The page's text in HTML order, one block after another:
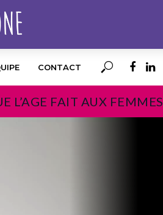
CONTACT
L’AGE FAIT AUX FEMMES